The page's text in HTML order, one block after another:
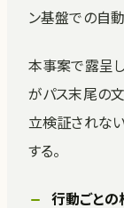
ン基盤での自
本事案で露呈
がパス末尾の
立検証されな
する。
行動ごと